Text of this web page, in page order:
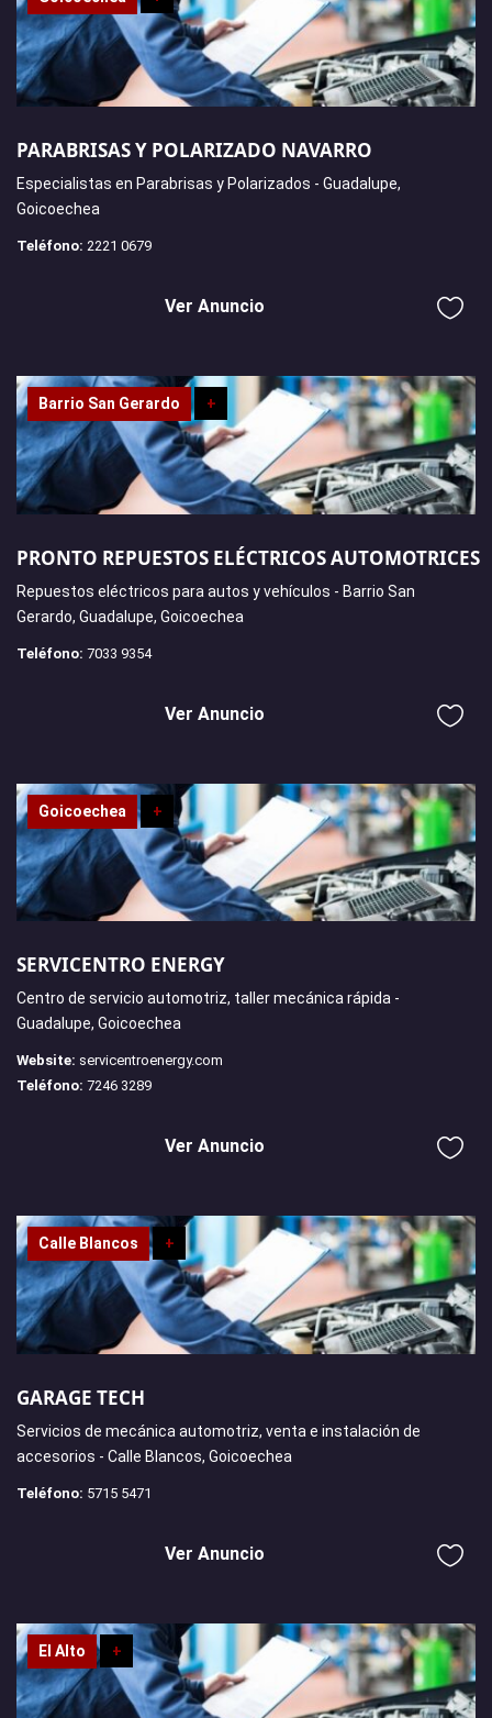
PARABRISAS Y POLARIZADO NAVARRO
Especialistas en Parabrisas y Polarizados - Guadalupe,
Goicoechea
Teléfono: 2221 0679
Ver Anuncio
Barrio San Gerardo +
PRONTO REPUESTOS ELÉCTRICOS AUTOMOTRICES
Repuestos eléctricos para autos y vehículos - Barrio San
Gerardo, Guadalupe, Goicoechea
Teléfono: 7033 9354
Ver Anuncio
Goicoechea +
SERVICENTRO ENERGY
Centro de servicio automotriz, taller mecánica rápida -
Guadalupe, Goicoechea
Website: servicentroenergy.com
Teléfono: 7246 3289
Ver Anuncio
Calle Blancos +
GARAGE TECH
Servicios de mecánica automotriz, venta e instalación de
accesorios - Calle Blancos, Goicoechea
Teléfono: 5715 5471
Ver Anuncio
El Alto +